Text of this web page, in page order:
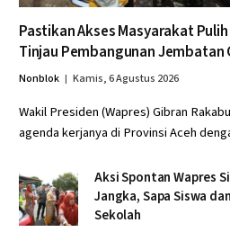
Pastikan Akses Masyarakat
Tinjau Pembangunan Jembatan
Nonblok Kamis, 6 Agustus 2026
Wakil Presiden (Wapres) Gibran
agenda kerjanya di Provinsi Aceh
Aksi Spontan Wapres
Jangka, Sapa Siswa
Sekolah